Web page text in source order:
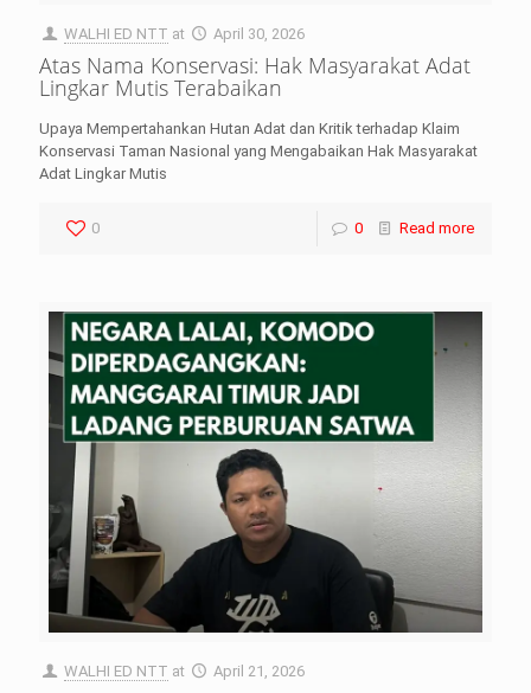
WALHI ED NTT at April 30, 2026
Atas Nama Konservasi: Hak Masyarakat Adat
Lingkar Mutis Terabaikan
Upaya Mempertahankan Hutan Adat dan Kritik terhadap Klaim
Konservasi Taman Nasional yang Mengabaikan Hak Masyarakat
Adat Lingkar Mutis
0 0 Read more
WALHI ED NTT at April 21, 2026